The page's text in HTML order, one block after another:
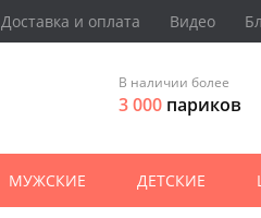
Доставка и оплата Видео
В наличии более
3 000 париков
МУЖСКИЕ ДЕТСКИЕ